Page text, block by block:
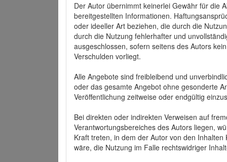
Der Autor übernimmt keinerlei Gewähr für die
bereitgestellten Informationen.
oder ideeller Art beziehen, die durch die
durch die Nutzung fehlerhafter und
ausgeschlossen, sofern seitens des Autors
Verschulden vorliegt.
Alle Angebote sind freibleibend und
oder das gesamte Angebot ohne gesonderte
Veröffentlichung zeitweise oder endgültig
Bei direkten oder indirekten Verweisen auf
Verantwortungsbereiches des Autors liegen,
Kraft treten, in dem der Autor von den
wäre, die Nutzung im Falle rechtswidriger